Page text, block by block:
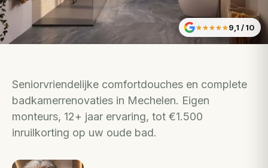
9,1 / 10
Seniorvriendelijke comfortdouches en complete
badkamerrenovaties in Mechelen. Eigen
monteurs, 12+ jaar ervaring, tot €1.500
inruilkorting op uw oude bad.